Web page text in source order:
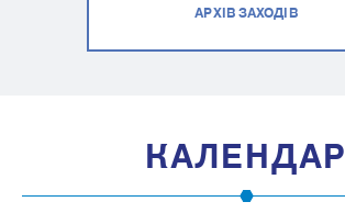
АРХІВ ЗАХОДІВ
КАЛЕНДАР